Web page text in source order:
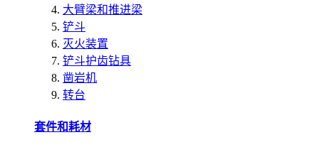
大臂梁和推进梁
铲斗
灭火装置
铲斗护齿钻具
凿岩机
转台
套件和耗材